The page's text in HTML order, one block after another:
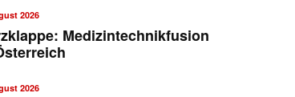
2026
Medizintechnikfusion
2026